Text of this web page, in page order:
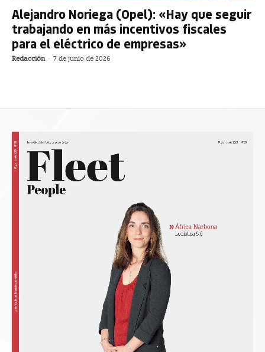
Alejandro Noriega (Opel): «Hay que seguir
trabajando en más incentivos fiscales
para el eléctrico de empresas»
Redacción - 7 de junio de 2026